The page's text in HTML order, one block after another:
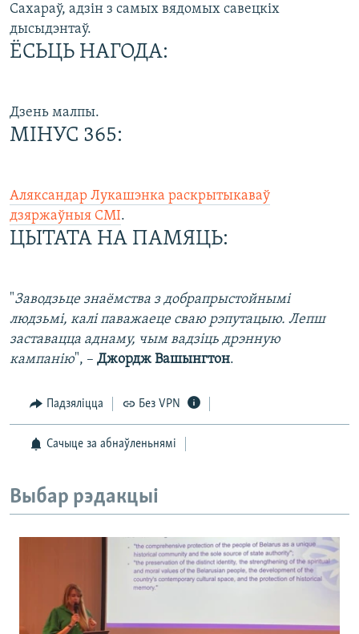
Сахараў, адзін з самых вядомых савецкіх
дысыдэнтаў.
ЁСЬЦЬ НАГОДА:
Дзень малпы.
МІНУС 365:
Аляксандар Лукашэнка раскрытыкаваў
дзяржаўныя СМІ.
ЦЫТАТА НА ПАМЯЦЬ:
"Заводзьце знаёмства з добрапрыстойнымі
людзьмі, калі паважаеце сваю рэпутацыю. Лепш
заставацца аднаму, чым вадзіць дрэнную
кампанію", – Джордж Вашынгтон.
Падзяліцца Без VPN
Сачыце за абнаўленьнямі
Выбар рэдакцыі